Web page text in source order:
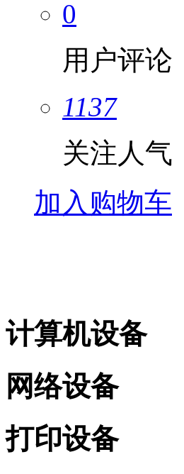
0
用户评论
1137
关注人气
加入购物车
计算机设备
网络设备
打印设备